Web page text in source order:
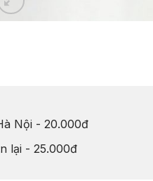
Nội - 20.000đ
lại - 25.000đ